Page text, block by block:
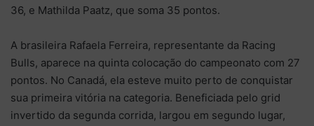
36, e Mathilda Paatz, que soma 35 pontos.
A brasileira Rafaela Ferreira, representante da Racing
Bulls, aparece na quinta colocação do campeonato com 27
pontos. No Canadá, ela esteve muito perto de conquistar
sua primeira vitória na categoria. Beneficiada pelo grid
invertido da segunda corrida, largou em segundo lugar,